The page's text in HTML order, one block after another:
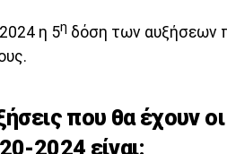
η 5η δόση των αυξήσεων
που θα έχουν οι
2024 είναι: